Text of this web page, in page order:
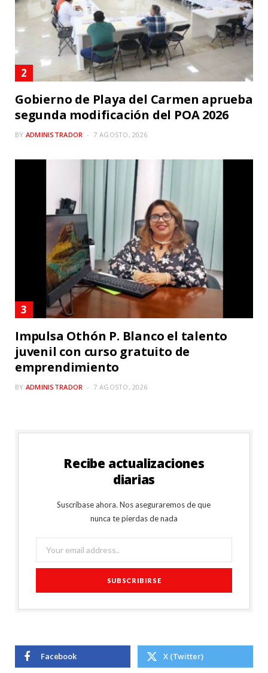
Gobierno de Playa del Carmen aprueba
segunda modificación del POA 2026
BY ADMINISTRADOR 7 AGOSTO, 2026
Impulsa Othón P. Blanco el talento
juvenil con curso gratuito de
emprendimiento
BY ADMINISTRADOR 7 AGOSTO, 2026
Recibe actualizaciones
diarias
Suscríbase ahora. Nos aseguraremos de que
nunca te pierdas de nada
Facebook X (Twitter)